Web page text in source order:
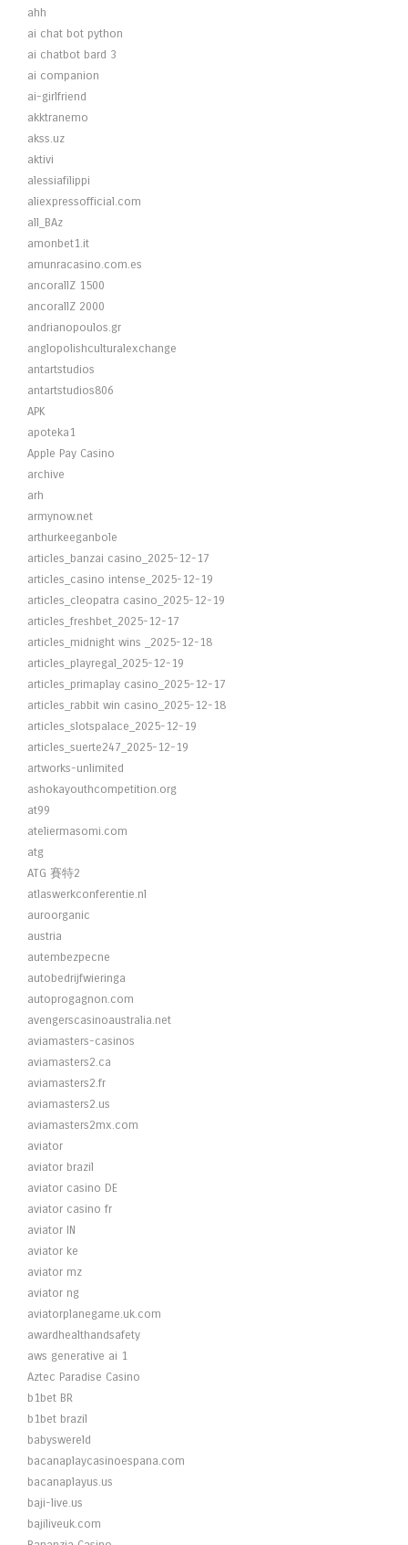
ahh
ai chat bot python
ai chatbot bard 3
ai companion
ai-girlfriend
akktranemo
akss.uz
aktivi
alessiafilippi
aliexpressofficial.com
all_BAz
amonbet1.it
amunracasino.com.es
ancorallZ 1500
ancorallZ 2000
andrianopoulos.gr
anglopolishculturalexchange
antartstudios
antartstudios806
APK
apoteka1
Apple Pay Casino
archive
arh
armynow.net
arthurkeeganbole
articles_banzai casino_2025-12-17
articles_casino intense_2025-12-19
articles_cleopatra casino_2025-12-19
articles_freshbet_2025-12-17
articles_midnight wins _2025-12-18
articles_playregal_2025-12-19
articles_primaplay casino_2025-12-17
articles_rabbit win casino_2025-12-18
articles_slotspalace_2025-12-19
articles_suerte247_2025-12-19
artworks-unlimited
ashokayouthcompetition.org
at99
ateliermasomi.com
atg
ATG 賽特2
atlaswerkconferentie.nl
auroorganic
austria
autembezpecne
autobedrijfwieringa
autoprogagnon.com
avengerscasinoaustralia.net
aviamasters-casinos
aviamasters2.ca
aviamasters2.fr
aviamasters2.us
aviamasters2mx.com
aviator
aviator brazil
aviator casino DE
aviator casino fr
aviator IN
aviator ke
aviator mz
aviator ng
aviatorplanegame.uk.com
awardhealthandsafety
aws generative ai 1
Aztec Paradise Casino
b1bet BR
b1bet brazil
babyswereld
bacanaplaycasinoespana.com
bacanaplayus.us
baji-live.us
bajiliveuk.com